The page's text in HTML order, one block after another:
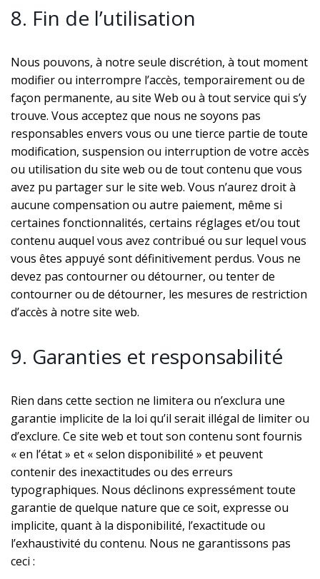
8. Fin de l’utilisation
Nous pouvons, à notre seule discrétion, à tout moment
modifier ou interrompre l’accès, temporairement ou de
façon permanente, au site Web ou à tout service qui s’y
trouve. Vous acceptez que nous ne soyons pas
responsables envers vous ou une tierce partie de toute
modification, suspension ou interruption de votre accès
ou utilisation du site web ou de tout contenu que vous
avez pu partager sur le site web. Vous n’aurez droit à
aucune compensation ou autre paiement, même si
certaines fonctionnalités, certains réglages et/ou tout
contenu auquel vous avez contribué ou sur lequel vous
vous êtes appuyé sont définitivement perdus. Vous ne
devez pas contourner ou détourner, ou tenter de
contourner ou de détourner, les mesures de restriction
d’accès à notre site web.
9. Garanties et responsabilité
Rien dans cette section ne limitera ou n’exclura une
garantie implicite de la loi qu’il serait illégal de limiter ou
d’exclure. Ce site web et tout son contenu sont fournis
« en l’état » et « selon disponibilité » et peuvent
contenir des inexactitudes ou des erreurs
typographiques. Nous déclinons expressément toute
garantie de quelque nature que ce soit, expresse ou
implicite, quant à la disponibilité, l’exactitude ou
l’exhaustivité du contenu. Nous ne garantissons pas
ceci :